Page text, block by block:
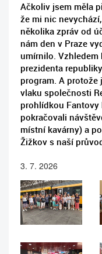
Ačkoliv jsem měla
že mi nic
několika zpráv od
nám den v Praze
umírnilo. Vzhledem
prezidenta
program. A
vlaku společnosti
prohlídkou Fantovy
pokračovali
místní kavárny) a
Žižkov s naší
3. 7. 2026